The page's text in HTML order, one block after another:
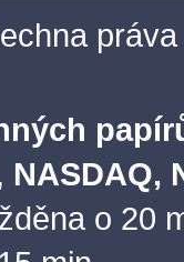
práva
NASDAQ,
o 20